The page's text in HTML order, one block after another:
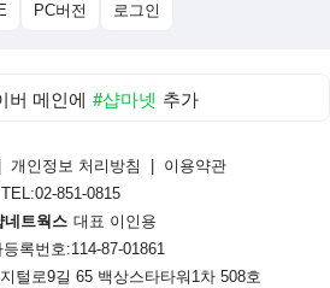
PC버전 로그인
버 메인에 #샵마넷 추가
개인정보 처리방침
이용약관
TEL:02-851-0815
네트웍스 대표 이인용
록번호:114-87-01861
털로9길 65 백상스타타워1차 508호